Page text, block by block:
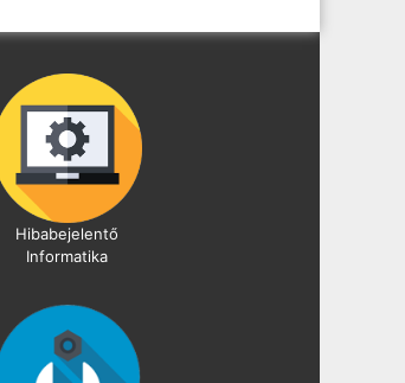
Hibabejelentő
Informatika